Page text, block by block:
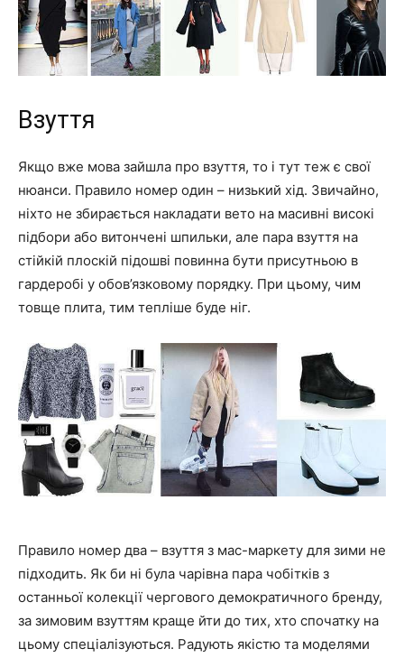
Взуття
Якщо вже мова зайшла про взуття, то і тут теж є свої
нюанси. Правило номер один – низький хід. Звичайно,
ніхто не збирається накладати вето на масивні високі
підбори або витончені шпильки, але пара взуття на
стійкій плоскій підошві повинна бути присутньою в
гардеробі у обов’язковому порядку. При цьому, чим
товще плита, тим тепліше буде ніг.
Правило номер два – взуття з мас-маркету для зими не
підходить. Як би ні була чарівна пара чобітків з
останньої колекції чергового демократичного бренду,
за зимовим взуттям краще йти до тих, хто спочатку на
цьому спеціалізуються. Радують якістю та моделями